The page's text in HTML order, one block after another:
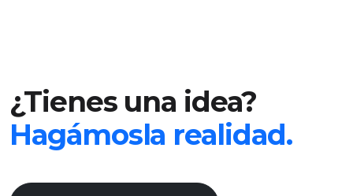
¿Tienes una idea?
Hagámosla realidad.